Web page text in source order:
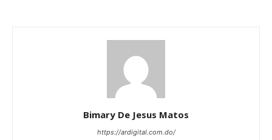
Bimary De Jesus Matos
https://ardigital.com.do/